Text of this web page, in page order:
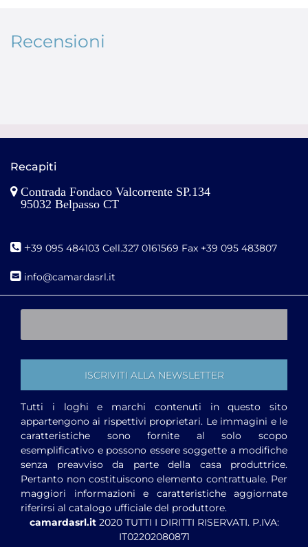
Recensioni
Recapiti
Contrada Fondaco Valcorrente SP.134
95032 Belpasso CT
+39 095 484103 Cell.327 0161569 Fax +39 095 483807
info@camardasrl.it
Tutti i loghi e marchi contenuti in questo sito
appartengono ai rispettivi proprietari. Le immagini e le
caratteristiche sono fornite al solo scopo
esemplificativo e possono essere soggette a modifiche
senza preavviso da parte della casa produttrice.
Pertanto non costituiscono elemento contrattuale. Per
maggiori informazioni e caratteristiche aggiornate
riferirsi al catalogo ufficiale del produttore.
camardasrl.it2020 TUTTI I DIRITTI RISERVATI. P.IVA:
IT02202080871